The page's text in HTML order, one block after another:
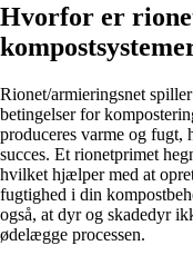
Hvorfor er
Rionet/armieringsnet
betingelser for
produceres varme og fugt,
succes. Et rionetprimet
hvilket hjælper med at
fugtighed i din
også, at dyr og skadedyr
ødelægge processen.